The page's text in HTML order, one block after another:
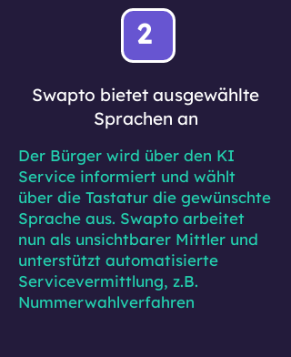
2
Swapto bietet ausgewählte
Sprachen an
Der Bürger wird über den KI
Service informiert und wählt
über die Tastatur die gewünschte
Sprache aus. Swapto arbeitet
nun als unsichtbarer Mittler und
unterstützt automatisierte
Servicevermittlung, z.B.
Nummerwahlverfahren